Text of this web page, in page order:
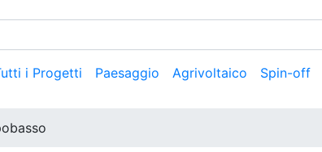
i Progetti Paesaggio Agrivoltaico Spin-off